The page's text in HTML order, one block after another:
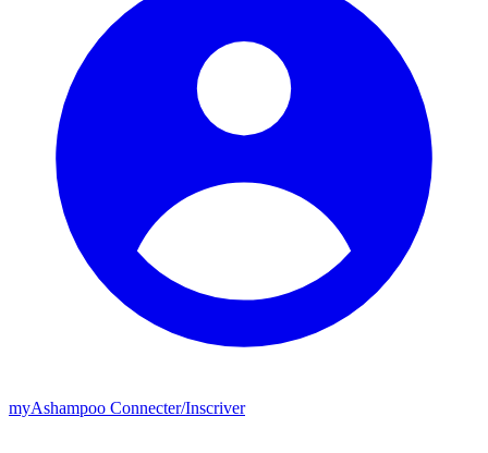
myAshampoo Connecter/Inscriver